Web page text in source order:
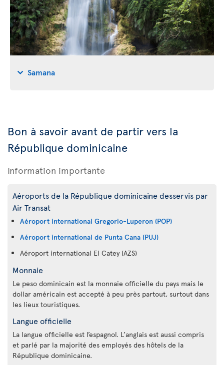
Samana
Bon à savoir avant de partir vers la
République dominicaine
Information importante
Aéroports de la République dominicaine desservis par
Air Transat
Aéroport international Gregorio-Luperon (POP)
Aéroport international de Punta Cana (PUJ)
Aéroport international El Catey (AZS)
Monnaie
Le peso dominicain est la monnaie officielle du pays mais le
dollar américain est accepté à peu près partout, surtout dans
les lieux touristiques.
Langue officielle
La langue officielle est l’espagnol. L’anglais est aussi compris
et parlé par la majorité des employés des hôtels de la
République dominicaine.